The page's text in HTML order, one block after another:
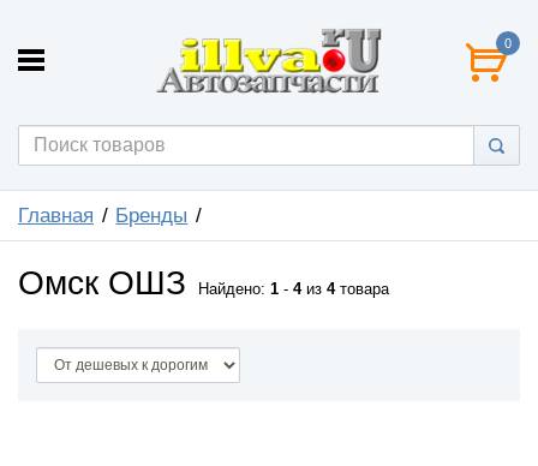
0
Главная Бренды
Омск ОШЗ Найдено: 1 - 4из 4товара